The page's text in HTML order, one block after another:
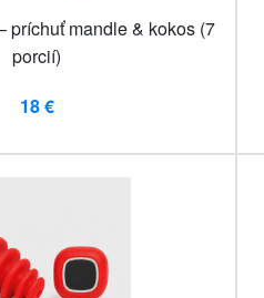
príchuť mandle & kokos (7
porcií)
18 €